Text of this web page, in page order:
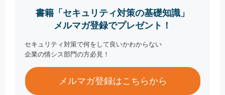
書籍「セキュリティ対策の基礎知識」
メルマガ登録でプレゼント！
セキュリティ対策で何をして良いかわからない
企業の情シス部門の方必見！
メルマガ登録はこちらから